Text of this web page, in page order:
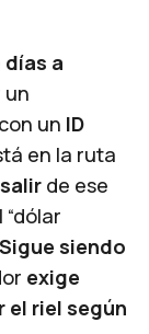
días a
un
un ID
en la ruta
de ese
Sigue siendo
exige
el riel según